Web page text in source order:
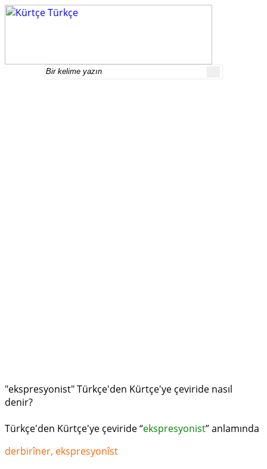
"ekspresyonist" Türkçe'den Kürtçe'ye çeviride nasıl
denir?
Türkçe'den Kürtçe'ye çeviride “ekspresyonist” anlamında
derbirîner, ekspresyonîst